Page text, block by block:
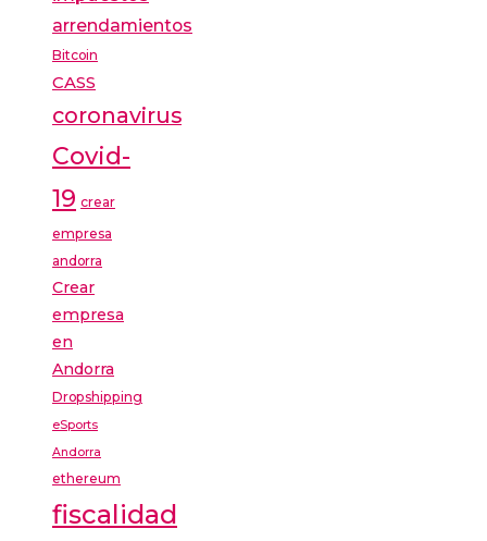
arrendamientos
Bitcoin
CASS
coronavirus
Covid-
19 crear
empresa
andorra
Crear
empresa
en
Andorra
Dropshipping
eSports
Andorra
ethereum
fiscalidad